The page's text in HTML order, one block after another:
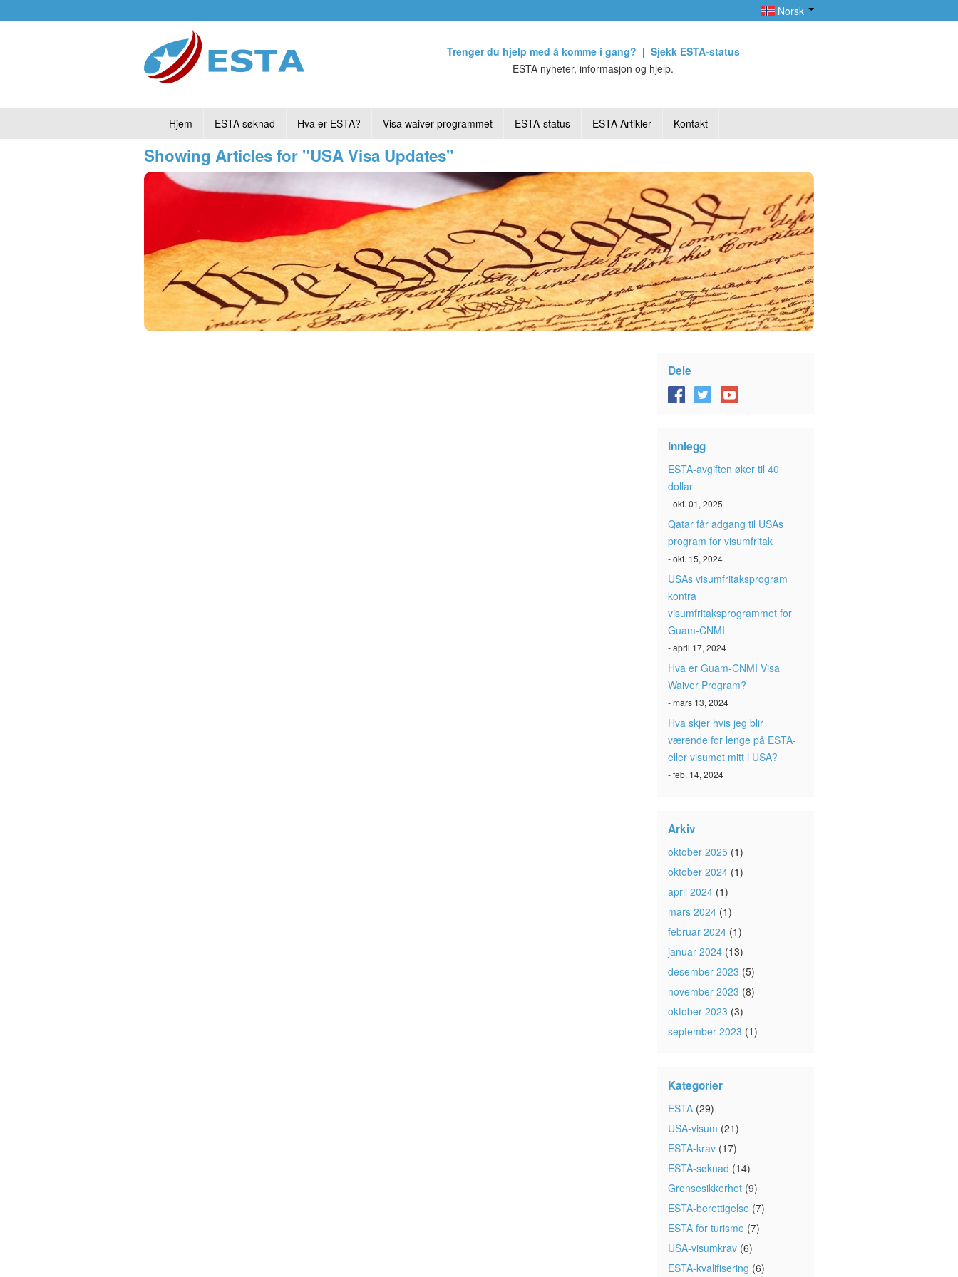
Norsk
Trenger du hjelp med å komme i gang? | Sjekk ESTA-status
ESTA nyheter, informasjon og hjelp.
Hjem ESTA søknad Hva er ESTA? Visa waiver-programmet ESTA-status ESTA Artikler Kontakt
Showing Articles for "USA Visa Updates"
Dele
Innlegg
ESTA-avgiften øker til 40
dollar
- okt. 01, 2025
Qatar får adgang til USAs
program for visumfritak
- okt. 15, 2024
USAs visumfritaksprogram
kontra
visumfritaksprogrammet for
Guam-CNMI
- april 17, 2024
Hva er Guam-CNMI Visa
Waiver Program?
- mars 13, 2024
Hva skjer hvis jeg blir
værende for lenge på ESTA-
eller visumet mitt i USA?
- feb. 14, 2024
Arkiv
oktober 2025 (1)
oktober 2024 (1)
april 2024 (1)
mars 2024 (1)
februar 2024 (1)
januar 2024 (13)
desember 2023 (5)
november 2023 (8)
oktober 2023 (3)
september 2023 (1)
Kategorier
ESTA (29)
USA-visum (21)
ESTA-krav (17)
ESTA-søknad (14)
Grensesikkerhet (9)
ESTA-berettigelse (7)
ESTA for turisme (7)
USA-visumkrav (6)
ESTA-kvalifisering (6)